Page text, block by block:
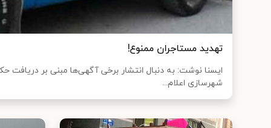
تهدید مستاجران ممنوع!
ایسنا نوشت: به دنبال انتشار برخی آگهی‌ها مبنی بر دریافت
شهرسازی اعلام...